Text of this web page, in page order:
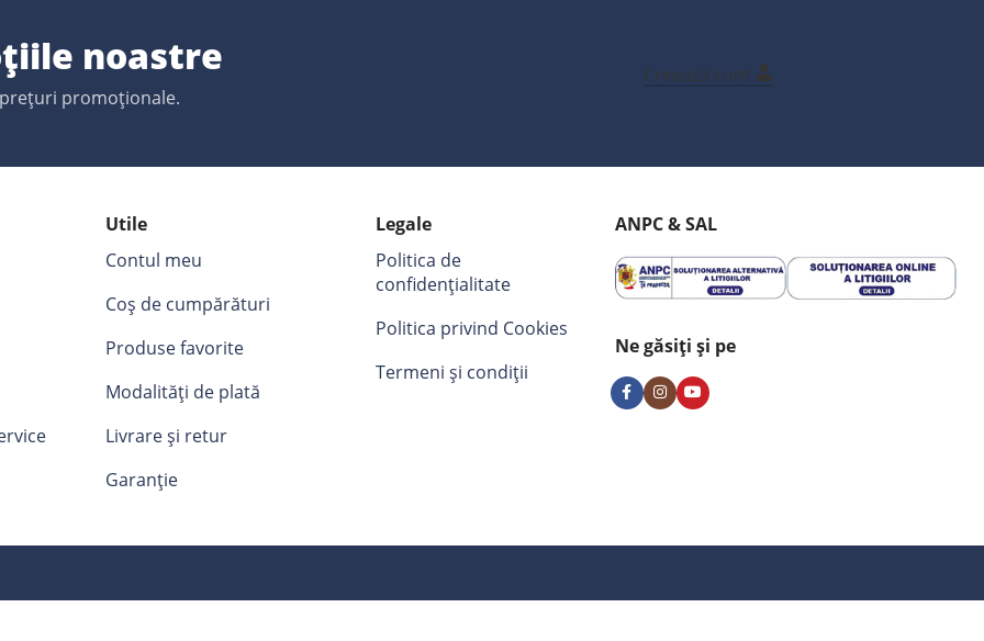
noastre
promoționale.
Creează cont
Utile
Contul meu
Coș de cumpărături
Produse favorite
Modalități de plată
Livrare și retur
Garanție
Legale
Politica de
confidențialitate
Politica privind Cookies
Termeni și condiții
ANPC & SAL
Ne găsiți și pe